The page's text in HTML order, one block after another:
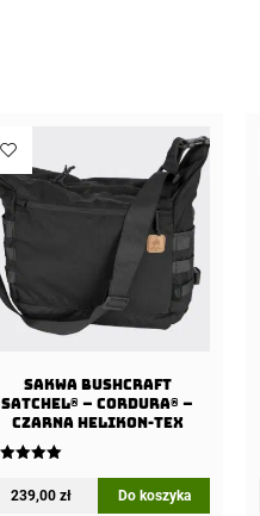
Sakwa BUSHCRAFT
SATCHEL® – Cordura® –
Czarna Helikon-tex
5.00
na 5
239,00 zł Do koszyka